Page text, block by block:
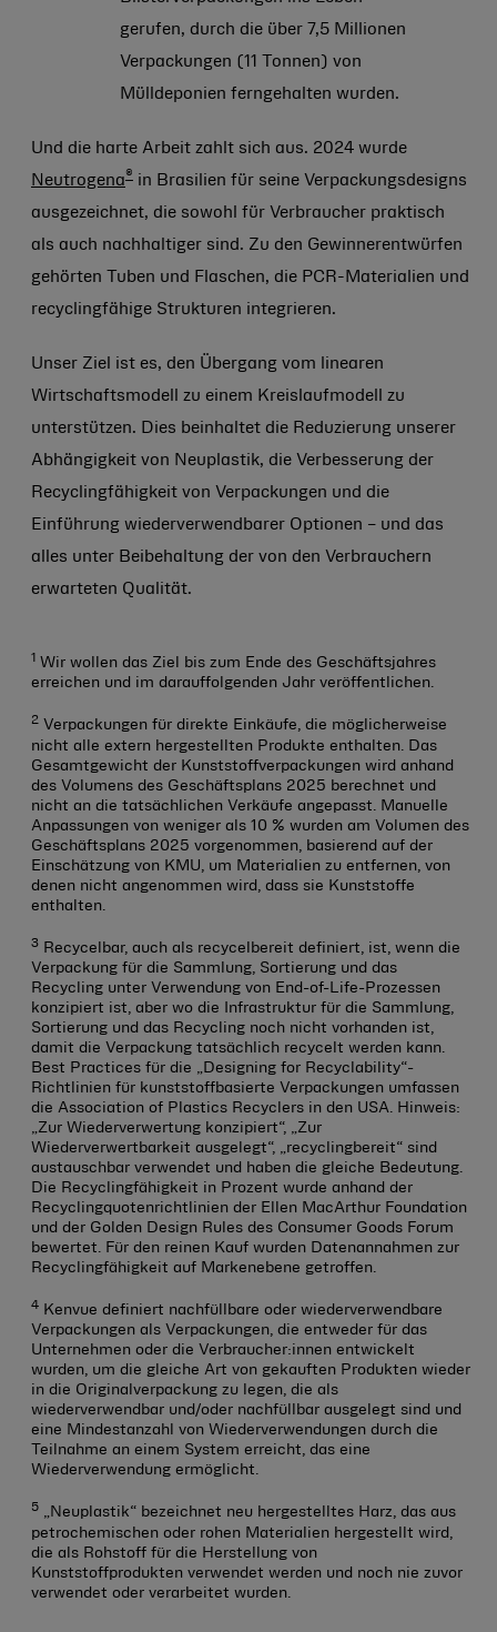
gerufen, durch die über 7,5 Millionen
Verpackungen (11 Tonnen) von
Mülldeponien ferngehalten wurden.
Und die harte Arbeit zahlt sich aus. 2024 wurde
Neutrogena ® in Brasilien für seine Verpackungsdesigns
ausgezeichnet, die sowohl für Verbraucher praktisch
als auch nachhaltiger sind. Zu den Gewinnerentwürfen
gehörten Tuben und Flaschen, die PCR-Materialien und
recyclingfähige Strukturen integrieren.
Unser Ziel ist es, den Übergang vom linearen
Wirtschaftsmodell zu einem Kreislaufmodell zu
unterstützen. Dies beinhaltet die Reduzierung unserer
Abhängigkeit von Neuplastik, die Verbesserung der
Recyclingfähigkeit von Verpackungen und die
Einführung wiederverwendbarer Optionen – und das
alles unter Beibehaltung der von den Verbrauchern
erwarteten Qualität.
1 Wir wollen das Ziel bis zum Ende des Geschäftsjahres
erreichen und im darauffolgenden Jahr veröffentlichen.
2 Verpackungen für direkte Einkäufe, die möglicherweise
nicht alle extern hergestellten Produkte enthalten. Das
Gesamtgewicht der Kunststoffverpackungen wird anhand
des Volumens des Geschäftsplans 2025 berechnet und
nicht an die tatsächlichen Verkäufe angepasst. Manuelle
Anpassungen von weniger als 10 % wurden am Volumen des
Geschäftsplans 2025 vorgenommen, basierend auf der
Einschätzung von KMU, um Materialien zu entfernen, von
denen nicht angenommen wird, dass sie Kunststoffe
enthalten.
3 Recycelbar, auch als recycelbereit definiert, ist, wenn die
Verpackung für die Sammlung, Sortierung und das
Recycling unter Verwendung von End-of-Life-Prozessen
konzipiert ist, aber wo die Infrastruktur für die Sammlung,
Sortierung und das Recycling noch nicht vorhanden ist,
damit die Verpackung tatsächlich recycelt werden kann.
Best Practices für die „Designing for Recyclability“-
Richtlinien für kunststoffbasierte Verpackungen umfassen
die Association of Plastics Recyclers in den USA. Hinweis:
„Zur Wiederverwertung konzipiert“, „Zur
Wiederverwertbarkeit ausgelegt“, „recyclingbereit“ sind
austauschbar verwendet und haben die gleiche Bedeutung.
Die Recyclingfähigkeit in Prozent wurde anhand der
Recyclingquotenrichtlinien der Ellen MacArthur Foundation
und der Golden Design Rules des Consumer Goods Forum
bewertet. Für den reinen Kauf wurden Datenannahmen zur
Recyclingfähigkeit auf Markenebene getroffen.
4 Kenvue definiert nachfüllbare oder wiederverwendbare
Verpackungen als Verpackungen, die entweder für das
Unternehmen oder die Verbraucher:innen entwickelt
wurden, um die gleiche Art von gekauften Produkten wieder
in die Originalverpackung zu legen, die als
wiederverwendbar und/oder nachfüllbar ausgelegt sind und
eine Mindestanzahl von Wiederverwendungen durch die
Teilnahme an einem System erreicht, das eine
Wiederverwendung ermöglicht.
5 „Neuplastik“ bezeichnet neu hergestelltes Harz, das aus
petrochemischen oder rohen Materialien hergestellt wird,
die als Rohstoff für die Herstellung von
Kunststoffprodukten verwendet werden und noch nie zuvor
verwendet oder verarbeitet wurden.